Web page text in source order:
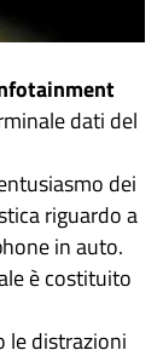
dati del
dei
riguardo a
in auto.
è costituito
le distrazioni